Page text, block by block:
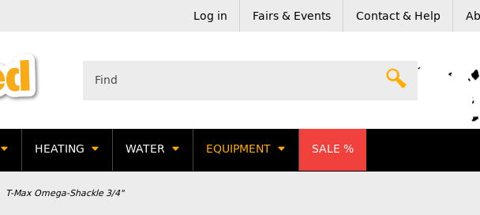
Log in Fairs & Events Contact & Help
HEATING WATER EQUIPMENT SALE %
T-Max Omega-Shackle 3/4"